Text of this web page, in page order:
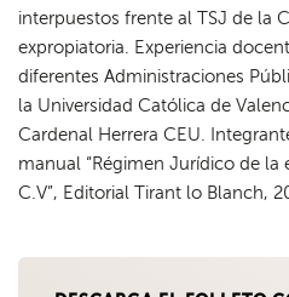
interpuestos frente al TSJ de la
expropiatoria. Experiencia
diferentes Administraciones
la Universidad Católica de
Cardenal Herrera CEU.
manual “Régimen Jurídico de la
C.V”, Editorial Tirant lo Blanch,